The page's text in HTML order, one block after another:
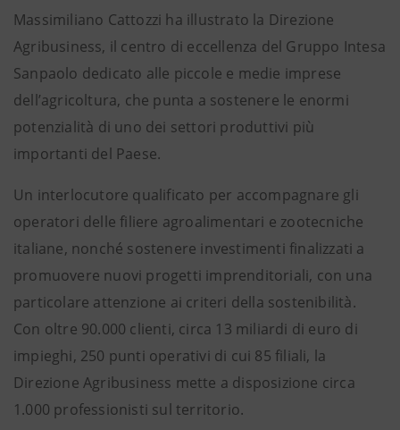
Massimiliano Cattozzi ha illustrato la Direzione
Agribusiness, il centro di eccellenza del Gruppo Intesa
Sanpaolo dedicato alle piccole e medie imprese
dell’agricoltura, che punta a sostenere le enormi
potenzialità di uno dei settori produttivi più
importanti del Paese.
Un interlocutore qualificato per accompagnare gli
operatori delle filiere agroalimentari e zootecniche
italiane, nonché sostenere investimenti finalizzati a
promuovere nuovi progetti imprenditoriali, con una
particolare attenzione ai criteri della sostenibilità.
Con oltre 90.000 clienti, circa 13 miliardi di euro di
impieghi, 250 punti operativi di cui 85 filiali, la
Direzione Agribusiness mette a disposizione circa
1.000 professionisti sul territorio.